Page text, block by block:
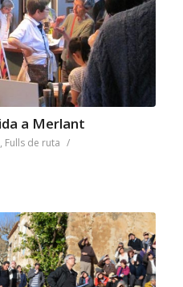
a Merlant
, Fulls de ruta /